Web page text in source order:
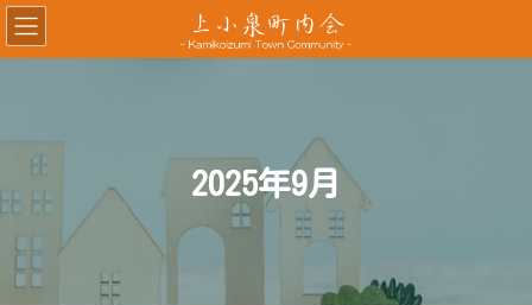
コ
ン
テ
ッ
ナ
ビ
ゲ
移
2025年9月